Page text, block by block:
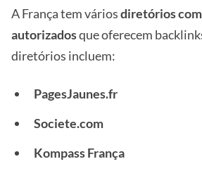
A França tem váriosdiretórios
autorizadosque oferecem
diretórios incluem:
PagesJaunes.fr
Societe.com
Kompass França